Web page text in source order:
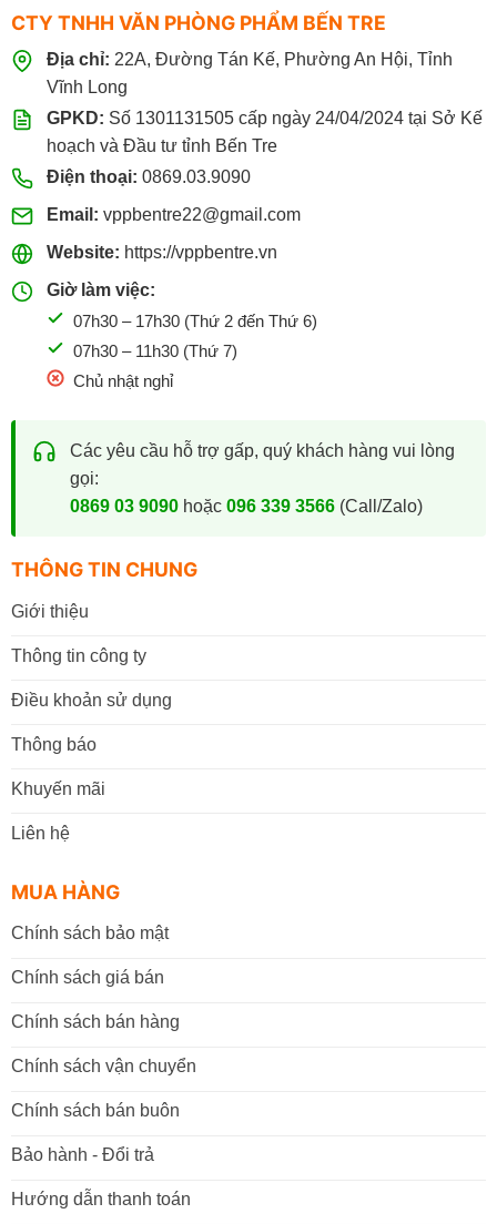
CTY TNHH VĂN PHÒNG PHẨM BẾN TRE
Địa chỉ: 22A, Đường Tán Kế, Phường An Hội, Tỉnh
Vĩnh Long
GPKD: Số 1301131505 cấp ngày 24/04/2024 tại Sở Kế
hoạch và Đầu tư tỉnh Bến Tre
Điện thoại: 0869.03.9090
Email: vppbentre22@gmail.com
Website: https://vppbentre.vn
Giờ làm việc:
07h30 – 17h30 (Thứ 2 đến Thứ 6)
07h30 – 11h30 (Thứ 7)
Chủ nhật nghỉ
Các yêu cầu hỗ trợ gấp, quý khách hàng vui lòng
gọi:
0869 03 9090hoặc 096 339 3566(Call/Zalo)
THÔNG TIN CHUNG
Giới thiệu
Thông tin công ty
Điều khoản sử dụng
Thông báo
Khuyến mãi
Liên hệ
MUA HÀNG
Chính sách bảo mật
Chính sách giá bán
Chính sách bán hàng
Chính sách vận chuyển
Chính sách bán buôn
Bảo hành - Đổi trả
Hướng dẫn thanh toán